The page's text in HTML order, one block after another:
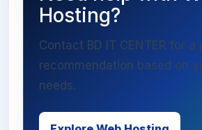
Hosting?
Contact BD IT CENTER for a
recommendation based on
needs.